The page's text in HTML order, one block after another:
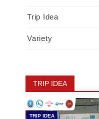
Trip Idea
Variety
TRIP IDEA
TRIP IDEA